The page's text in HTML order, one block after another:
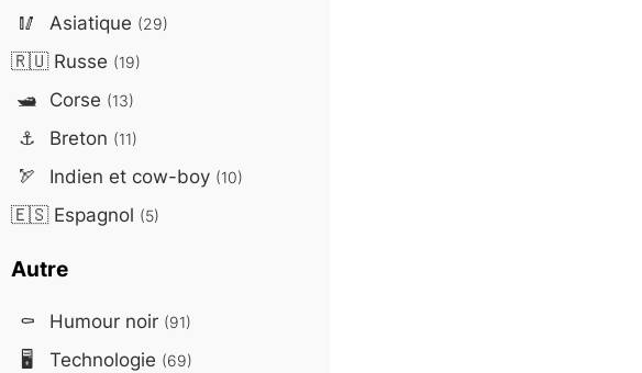
🥢 Asiatique (29)
🇷🇺Russe (19)
🛥️ Corse (13)
⚓ Breton (11)
🏹 Indien et cow-boy (10)
🇪🇸Espagnol (5)
Autre
⚰️ Humour noir (91)
🖥️ Technologie (69)